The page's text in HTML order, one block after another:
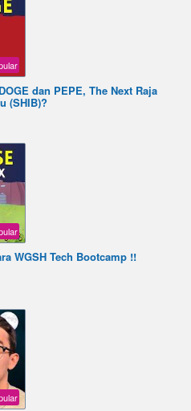
dan PEPE, The Next Raja
(SHIB)?
WGSH Tech Bootcamp !!